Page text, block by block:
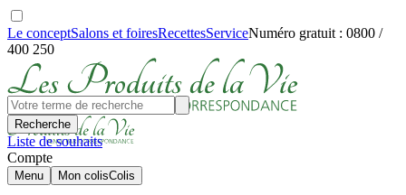
Le conceptSalons et foiresRecettesServiceNuméro gratuit : 0800 /
400 250
Recherche
Liste de souhaits
Compte
Menu Mon colisColis